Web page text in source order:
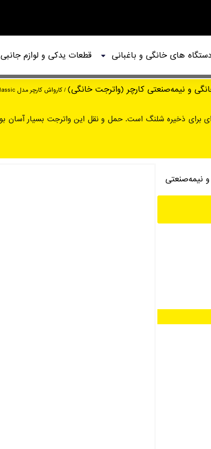
دستگاه های خانگی و باغبانی قطعات یدکی و لوازم جانبی
و نیمه‌صنعتی کارچر (واترجت خانگی) / کارواش کارچر مدل K 5 Classic
نیمه‌صنعتی